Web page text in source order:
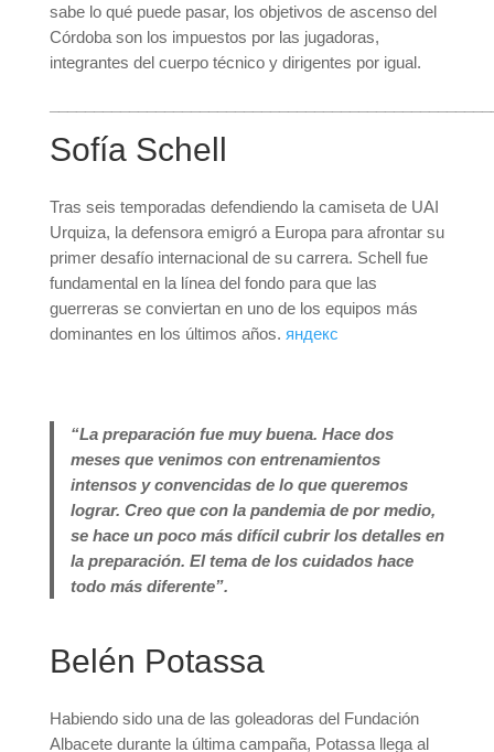
sabe lo qué puede pasar, los objetivos de ascenso del
Córdoba son los impuestos por las jugadoras,
integrantes del cuerpo técnico y dirigentes por igual.
Sofía Schell
Tras seis temporadas defendiendo la camiseta de UAI
Urquiza, la defensora emigró a Europa para afrontar su
primer desafío internacional de su carrera. Schell fue
fundamental en la línea del fondo para que las
guerreras se conviertan en uno de los equipos más
dominantes en los últimos años. яндекс
“La preparación fue muy buena. Hace dos
meses que venimos con entrenamientos
intensos y convencidas de lo que queremos
lograr. Creo que con la pandemia de por medio,
se hace un poco más difícil cubrir los detalles en
la preparación. El tema de los cuidados hace
todo más diferente”.
Belén Potassa
Habiendo sido una de las goleadoras del Fundación
Albacete durante la última campaña, Potassa llega al